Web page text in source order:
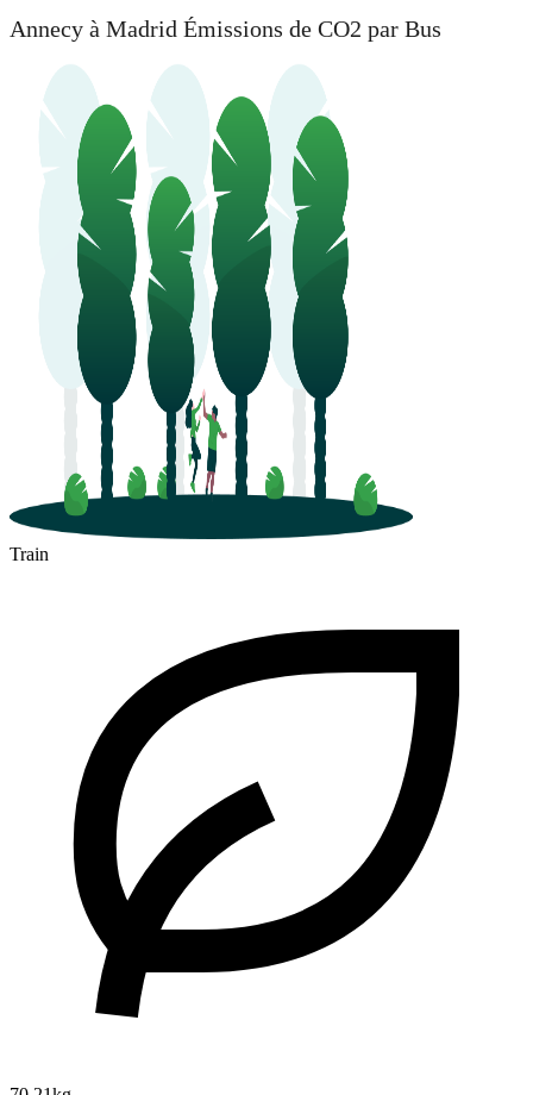
Annecy à Madrid Émissions de CO2 par Bus
Train